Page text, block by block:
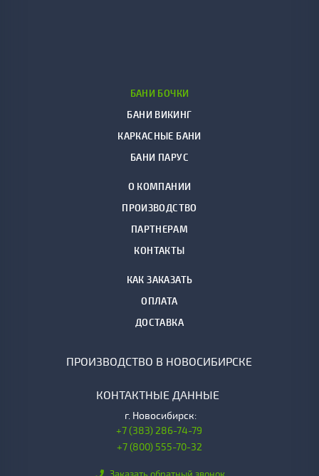
БАНИ БОЧКИ
БАНИ ВИКИНГ
КАРКАСНЫЕ БАНИ
БАНИ ПАРУС
О КОМПАНИИ
ПРОИЗВОДСТВО
ПАРТНЕРАМ
КОНТАКТЫ
КАК ЗАКАЗАТЬ
ОПЛАТА
ДОСТАВКА
ПРОИЗВОДСТВО В НОВОСИБИРСКЕ
КОНТАКТНЫЕ ДАННЫЕ
г. Новосибирск:
+7 (383) 286-74-79
+7 (800) 555-70-32